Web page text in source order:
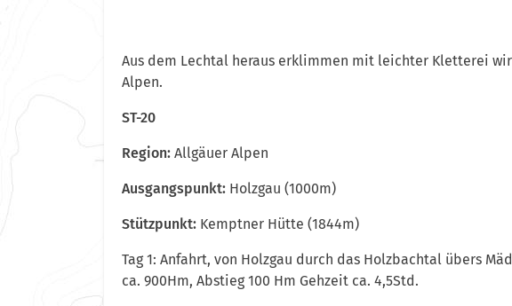
Aus dem Lechtal heraus erklimmen mit leichter Kletterei
Alpen.
ST-20
Region: Allgäuer Alpen
Ausgangspunkt: Holzgau (1000m)
Stützpunkt: Kemptner Hütte (1844m)
Tag 1: Anfahrt, von Holzgau durch das Holzbachtal übers
ca. 900Hm, Abstieg 100 Hm Gehzeit ca. 4,5Std.